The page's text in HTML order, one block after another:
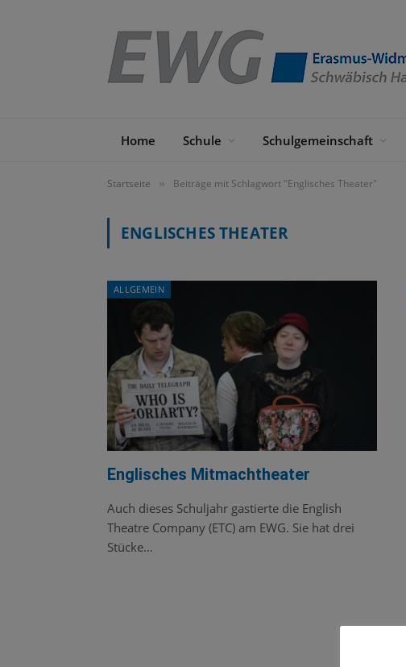
Home Schule Schulgemeinschaft
Startseite » Beiträge mit Schlagwort "Englisches Theater"
ENGLISCHES THEATER
ALLGEMEIN
Englisches Mitmachtheater
Auch dieses Schuljahr gastierte die English
Theatre Company (ETC) am EWG. Sie hat drei
Stücke…